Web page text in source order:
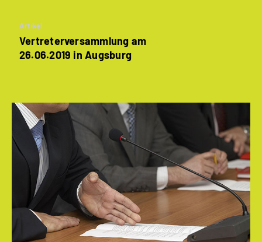
Artikel
Vertreterversammlung am
26.06.2019 in Augsburg